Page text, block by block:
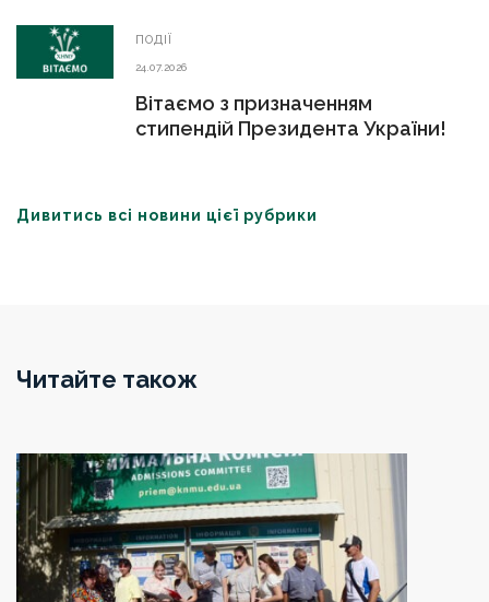
ПОДІЇ
24.07.2026
Вітаємо з призначенням
стипендій Президента України!
Дивитись всі новини цієї рубрики
Читайте також